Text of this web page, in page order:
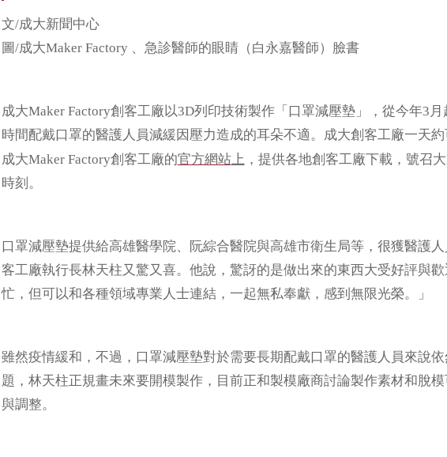
文/成大新聞中心
圖/成大Maker Factory 、急診醫師的眼睛（白永嘉醫師）臉書
成大Maker Factory創客工廠以3D列印技術製作「口罩減壓墊」，從今年3
時間配戴口罩的醫護人員減緩因壓力造成的耳朵不適。成大創客工廠一天
成大Maker Factory創客工廠的官方網站上 ，提供各地創客工廠下載，號召
時刻。
口罩減壓墊提供給高雄醫學院、阮綜合醫院與高雄市衛生局等，很獲醫護
客工廠執行長林天柱又驚又喜。他說，驚訝的是做出來的東西大受好評與
忙，但可以和各種領域專業人士連結，一起無私奉獻，感到無限光榮。」
雖然疫情緩和，不過，口罩減壓墊對於需要長期配戴口罩的醫護人員來說
題，林天柱正規畫未來要開模製作，目前正和製模廠商討論製作素材和脫
與調整。